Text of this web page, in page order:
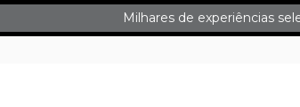
Milhares de experiências